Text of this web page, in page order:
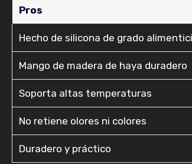
Pros
Hecho de silicona de grado
Mango de madera de haya duradero
Soporta altas temperaturas
No retiene olores ni colores
Duradero y práctico